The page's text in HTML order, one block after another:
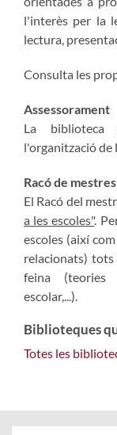
l'interès per la
lectura,
Consulta les
Assessorament
La biblioteca
l'organització de
Racó de mestres
El Racó del
a les escoles".
escoles (així
relacionats) tots
feina (teories
escolar,...).
Biblioteques
Totes les